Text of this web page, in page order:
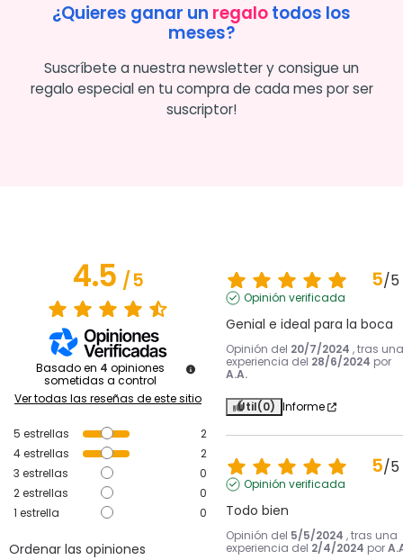
¿Quieres ganar un regalotodos los
meses?
Suscríbete a nuestra newsletter y consigue un
regalo especial en tu compra de cada mes por ser
suscriptor!
4.5/5
Basado en 4 opiniones
sometidas a control
Ver todas las reseñas de este sitio
5 estrellas
2
4estrellas
2
3 estrellas
0
2estrellas
0
1 estrella 0
Ordenar las opiniones
5/5
Opinión verificada
Genial e ideal para la boca
Opinión del 20/7/2024 , tras una
experiencia del 28/6/2024 por
A.A.
Útil(0) Informe
5/5
Opinión verificada
Todo bien
Opinión del 5/5/2024 , tras una
experiencia del 2/4/2024 por